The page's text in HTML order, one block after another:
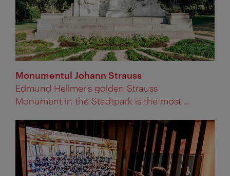
Monumentul Johann Strauss
Edmund Hellmer's golden Strauss
Monument in the Stadtpark is the most ...